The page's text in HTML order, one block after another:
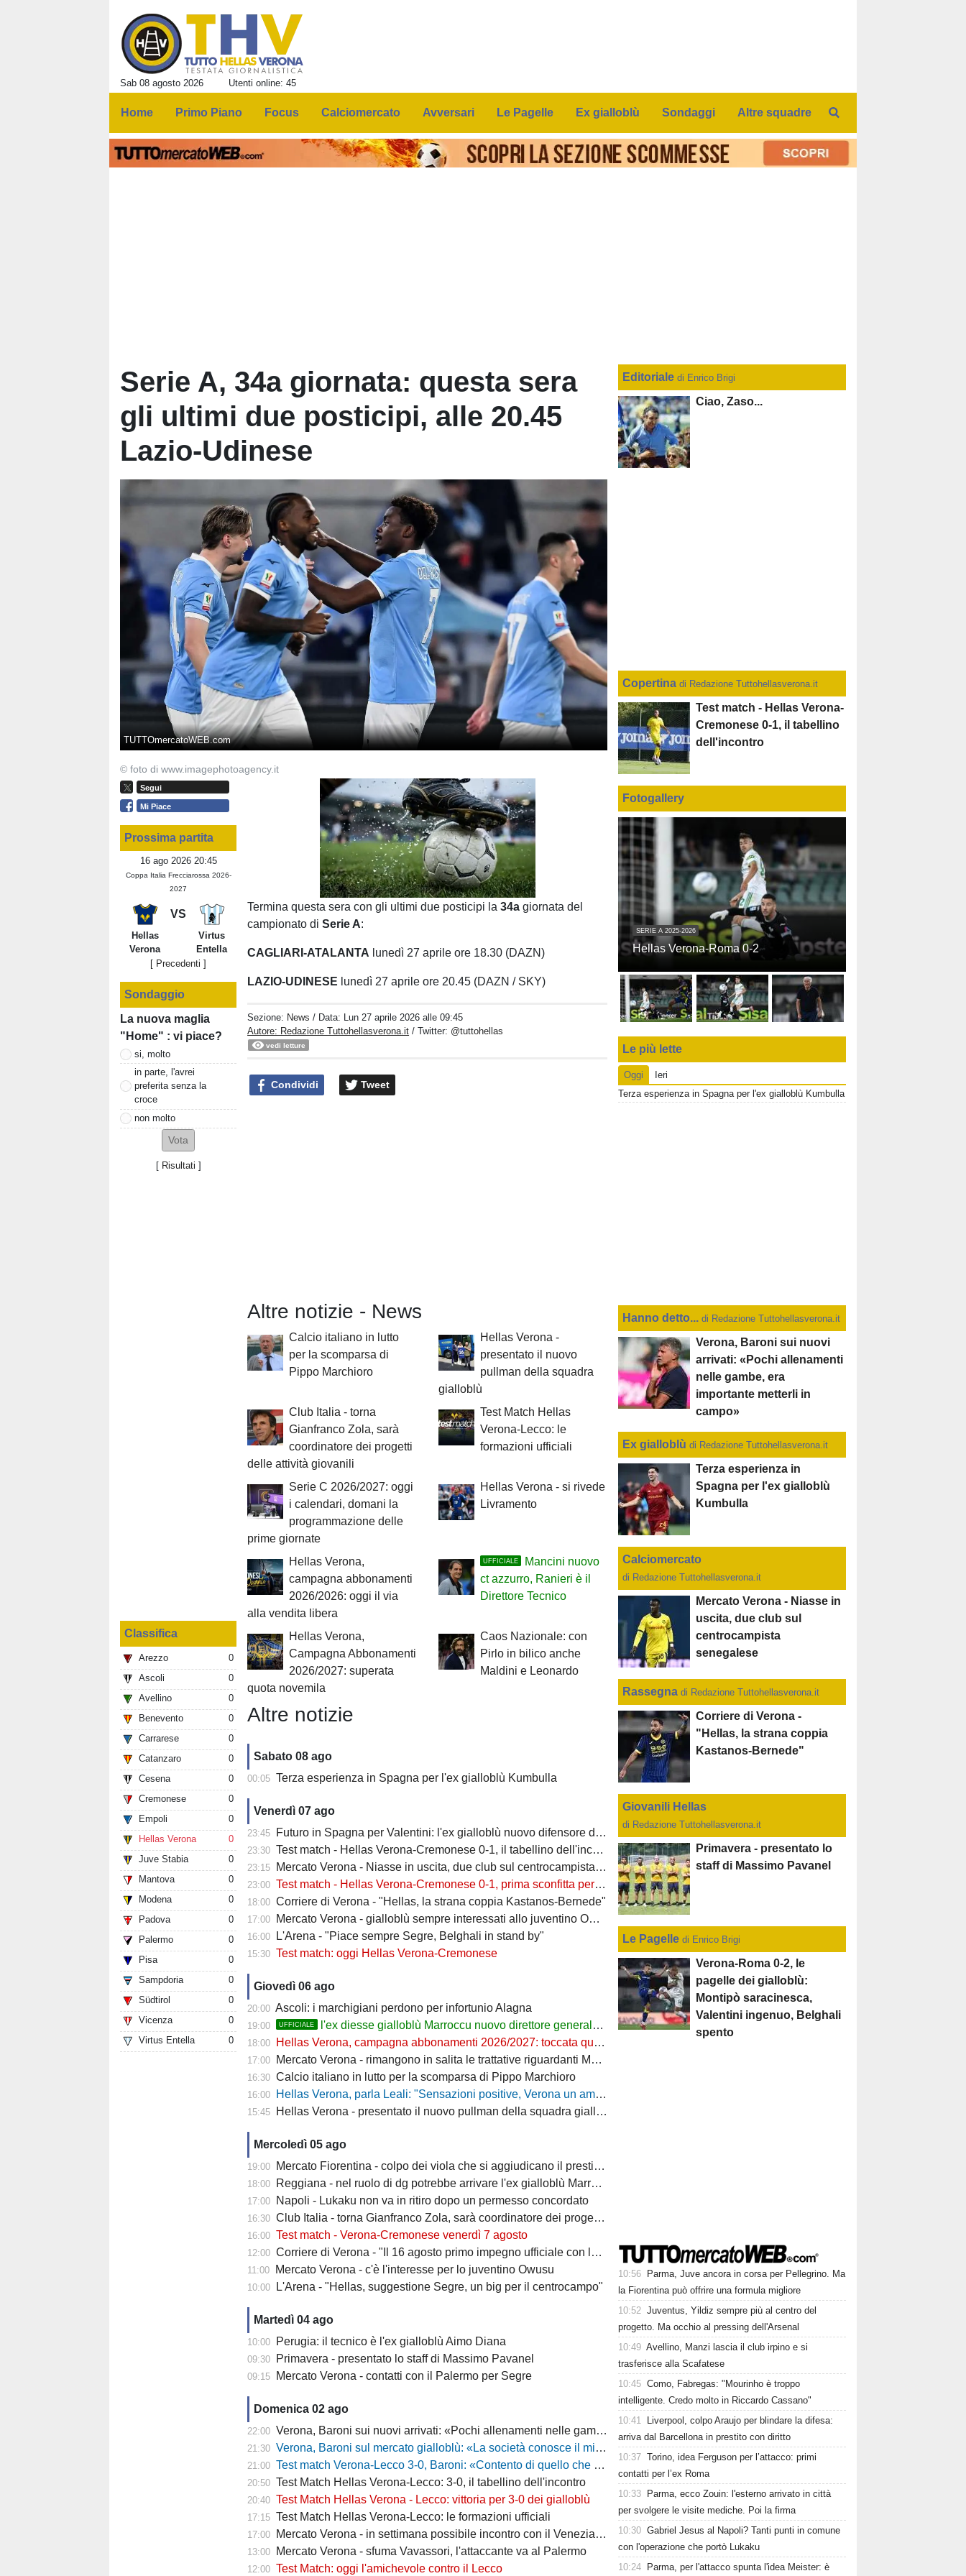
Sab 08 agosto 2026 Utenti online: 45
Home Primo Piano Focus Calciomercato Avversari Le Pagelle Ex gialloblù Sondaggi Altre squadre
Serie A, 34a giornata: questa sera
gli ultimi due posticipi, alle 20.45
Lazio-Udinese
TUTTOmercatoWEB.com
© foto di www.imagephotoagency.it
Segui
Mi Piace
Prossima partita
16 ago 2026 20:45
Coppa Italia Frecciarossa 2026-
2027
VS
Hellas
Verona
Virtus
Entella
[ Precedenti ]
Sondaggio
La nuova maglia
"Home" : vi piace?
si, molto
in parte, l'avrei
preferita senza la
croce
non molto
[ Risultati ]
Classifica
Arezzo
0
Ascoli
0
Avellino
0
Benevento
0
Carrarese
0
Catanzaro
0
Cesena
0
Cremonese
0
Empoli
0
Hellas Verona
0
Juve Stabia
0
Mantova
0
Modena
0
Padova
0
Palermo
0
Pisa
0
Sampdoria
0
Südtirol
0
Vicenza
0
Virtus Entella
0
Unmute
Loaded:
100.00%
Termina questa sera con gli ultimi due posticipi la34agiornata del
campionato diSerie A:
CAGLIARI-ATALANTA lunedì 27 aprile ore 18.30 (DAZN)
LAZIO-UDINESE lunedì 27 aprile ore 20.45 (DAZN / SKY)
Sezione: News / Data: Lun 27 aprile 2026 alle 09:45
Autore: Redazione Tuttohellasverona.it / Twitter: @tuttohellas
vedi letture
Condividi Tweet
Altre notizie - News
Calcio italiano in lutto
per la scomparsa di
Pippo Marchioro
Hellas Verona -
presentato il nuovo
pullman della squadra
gialloblù
Club Italia - torna
Gianfranco Zola, sarà
coordinatore dei progetti
delle attività giovanili
Test Match Hellas
Verona-Lecco: le
formazioni ufficiali
Serie C 2026/2027: oggi
i calendari, domani la
programmazione delle
prime giornate
Hellas Verona - si rivede
Livramento
Hellas Verona,
campagna abbonamenti
2026/2026: oggi il via
alla vendita libera
UFFICIALE
Mancini nuovo
ct azzurro, Ranieri è il
Direttore Tecnico
Hellas Verona,
Campagna Abbonamenti
2026/2027: superata
quota novemila
Caos Nazionale: con
Pirlo in bilico anche
Maldini e Leonardo
Altre notizie
Sabato 08 ago
00:05 Terza esperienza in Spagna per l'ex gialloblù Kumbulla
Venerdì 07 ago
23:45 Futuro in Spagna per Valentini: l'ex gialloblù nuovo difensore dell'Alaves
23:30 Test match - Hellas Verona-Cremonese 0-1, il tabellino dell'incontro
23:15 Mercato Verona - Niasse in uscita, due club sul centrocampista senegalese
23:00 Test match - Hellas Verona-Cremonese 0-1, prima sconfitta per i gialloblù
18:00 Corriere di Verona - "Hellas, la strana coppia Kastanos-Bernede"
17:00 Mercato Verona - gialloblù sempre interessati allo juventino Owusu
16:00 L'Arena - "Piace sempre Segre, Belghali in stand by"
15:30 Test match: oggi Hellas Verona-Cremonese
Giovedì 06 ago
20:00 Ascoli: i marchigiani perdono per infortunio Alagna
19:00 UFFICIALE l'ex diesse gialloblù Marroccu nuovo direttore generale della Reggina
18:00 Hellas Verona, campagna abbonamenti 2026/2027: toccata quota 11mila
17:00 Mercato Verona - rimangono in salita le trattative riguardanti Montipò e Segre
16:30 Calcio italiano in lutto per la scomparsa di Pippo Marchioro
16:00 Hellas Verona, parla Leali: "Sensazioni positive, Verona un ambiente dove si può lavorare bene"
15:45 Hellas Verona - presentato il nuovo pullman della squadra gialloblù
Mercoledì 05 ago
19:00 Mercato Fiorentina - colpo dei viola che si aggiudicano il prestito dal Real di Mastantuono
18:00 Reggiana - nel ruolo di dg potrebbe arrivare l'ex gialloblù Marroccu
17:00 Napoli - Lukaku non va in ritiro dopo un permesso concordato
16:30 Club Italia - torna Gianfranco Zola, sarà coordinatore dei progetti delle attività giovanili
16:00 Test match - Verona-Cremonese venerdì 7 agosto
12:00 Corriere di Verona - "Il 16 agosto primo impegno ufficiale con la Coppa Italia"
11:00 Mercato Verona - c'è l'interesse per lo juventino Owusu
10:00 L'Arena - "Hellas, suggestione Segre, un big per il centrocampo"
Martedì 04 ago
10:00 Perugia: il tecnico è l'ex gialloblù Aimo Diana
09:30 Primavera - presentato lo staff di Massimo Pavanel
09:15 Mercato Verona - contatti con il Palermo per Segre
Domenica 02 ago
22:00 Verona, Baroni sui nuovi arrivati: «Pochi allenamenti nelle gambe, era importante metterli in campo»
21:30 Verona, Baroni sul mercato gialloblù: «La società conosce il mio progetto, la mia garanzia è Sogliano»
21:00 Test match Verona-Lecco 3-0, Baroni: «Contento di quello che ho visto, la strada è questa e non torneremo indietro»
20:50 Test Match Hellas Verona-Lecco: 3-0, il tabellino dell'incontro
20:40 Test Match Hellas Verona - Lecco: vittoria per 3-0 dei gialloblù
17:15 Test Match Hellas Verona-Lecco: le formazioni ufficiali
17:00 Mercato Verona - in settimana possibile incontro con il Venezia per Montipò
13:00 Mercato Verona - sfuma Vavassori, l'attaccante va al Palermo
12:00 Test Match: oggi l'amichevole contro il Lecco
Editorialedi Enrico Brigi
Ciao, Zaso...
Copertina di Redazione Tuttohellasverona.it
Test match - Hellas Verona-
Cremonese 0-1, il tabellino
dell'incontro
Fotogallery
SERIE A 2025-2026
Hellas Verona-Roma 0-2
Le più lette
Oggi
Ieri
Terza esperienza in Spagna per l'ex gialloblù Kumbulla
Hanno detto... di Redazione Tuttohellasverona.it
Verona, Baroni sui nuovi
arrivati: «Pochi allenamenti
nelle gambe, era
importante metterli in
campo»
Ex gialloblùdi Redazione Tuttohellasverona.it
Terza esperienza in
Spagna per l'ex gialloblù
Kumbulla
Calciomercato
di Redazione Tuttohellasverona.it
Mercato Verona - Niasse in
uscita, due club sul
centrocampista
senegalese
Rassegna di Redazione Tuttohellasverona.it
Corriere di Verona -
"Hellas, la strana coppia
Kastanos-Bernede"
Giovanili Hellas
di Redazione Tuttohellasverona.it
Primavera - presentato lo
staff di Massimo Pavanel
Le Pagelle di Enrico Brigi
Verona-Roma 0-2, le
pagelle dei gialloblù:
Montipò saracinesca,
Valentini ingenuo, Belghali
spento
10:56
Parma, Juve ancora in corsa per Pellegrino. Ma
la Fiorentina può offrire una formula migliore
10:52 Juventus, Yildiz sempre più al centro del
progetto. Ma occhio al pressing dell'Arsenal
10:49 Avellino, Manzi lascia il club irpino e si
trasferisce alla Scafatese
10:45 Como, Fabregas: "Mourinho è troppo
intelligente. Credo molto in Riccardo Cassano"
10:41
Liverpool, colpo Araujo per blindare la difesa:
arriva dal Barcellona in prestito con diritto
10:37 Torino, idea Ferguson per l’attacco: primi
contatti per l’ex Roma
10:33
Parma, ecco Zouin: l'esterno arrivato in città
per svolgere le visite mediche. Poi la firma
10:30 Gabriel Jesus al Napoli? Tanti punti in comune
con l'operazione che portò Lukaku
10:24
Parma, per l'attacco spunta l'idea Meister: è